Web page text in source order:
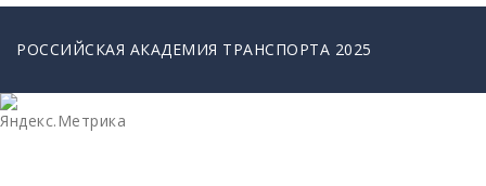
РОССИЙСКАЯ АКАДЕМИЯ ТРАНСПОРТА 2025